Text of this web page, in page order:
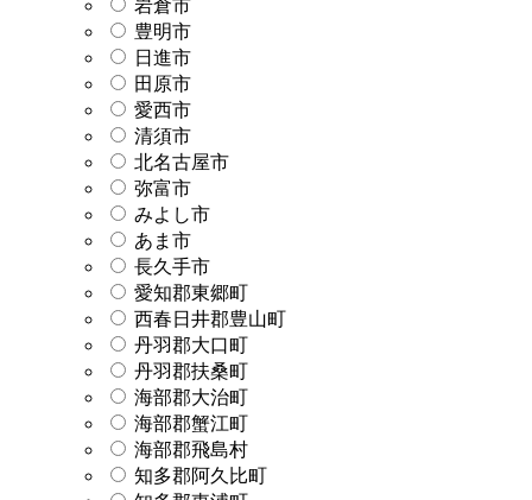
岩倉市
豊明市
日進市
田原市
愛西市
清須市
北名古屋市
弥富市
みよし市
あま市
長久手市
愛知郡東郷町
西春日井郡豊山町
丹羽郡大口町
丹羽郡扶桑町
海部郡大治町
海部郡蟹江町
海部郡飛島村
知多郡阿久比町